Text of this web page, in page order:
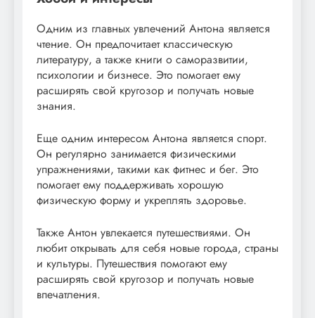
Одним из главных увлечений Антона является
чтение. Он предпочитает классическую
литературу, а также книги о саморазвитии,
психологии и бизнесе. Это помогает ему
расширять свой кругозор и получать новые
знания.
Еще одним интересом Антона является спорт.
Он регулярно занимается физическими
упражнениями, такими как фитнес и бег. Это
помогает ему поддерживать хорошую
физическую форму и укреплять здоровье.
Также Антон увлекается путешествиями. Он
любит открывать для себя новые города, страны
и культуры. Путешествия помогают ему
расширять свой кругозор и получать новые
впечатления.